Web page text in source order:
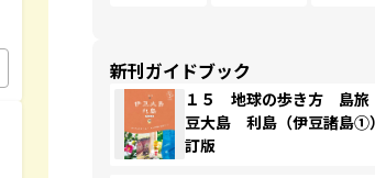
新刊ガイドブック
１５ 地球の歩き方 島
豆大島 利島（伊豆諸島①
訂版